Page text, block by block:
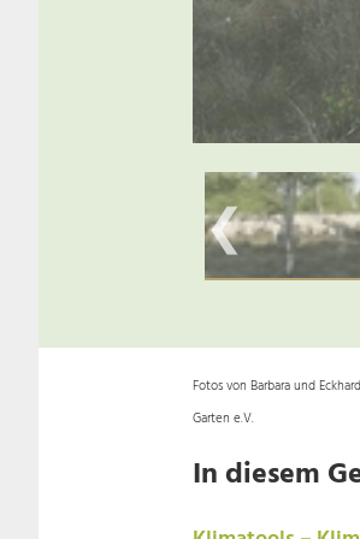
❮
Fotos von Barbara und
Garten e.V.
In diesem